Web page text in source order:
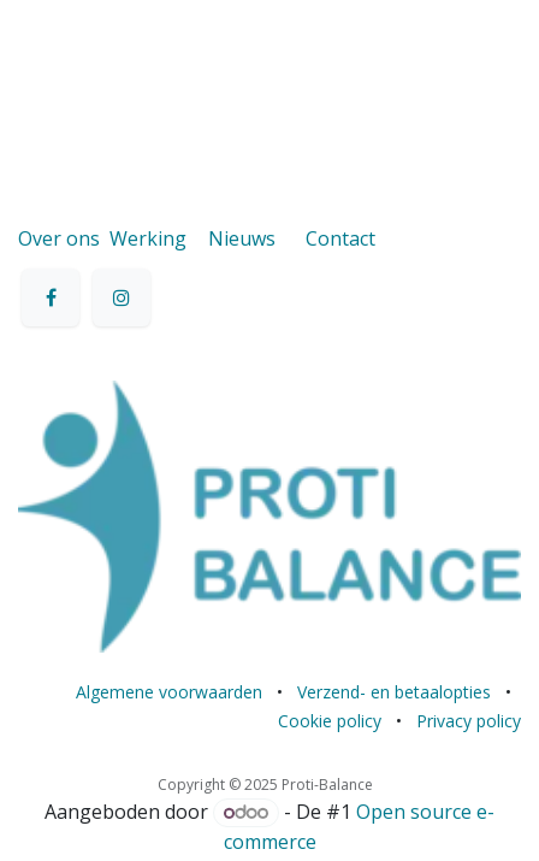
Over ons Werking Nieuws Contact
Algemene voorwaarden • Verzend- en betaalopties
•
Cookie policy
• Privacy policy
Copyright © 2025 Proti-Balance
Aangeboden door - De #1 Open source e-
commerce